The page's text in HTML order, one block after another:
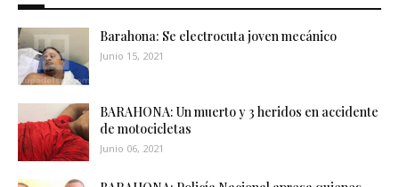
Barahona: Se electrocuta joven mecánico
Junio 15, 2021
BARAHONA: Un muerto y 3 heridos en accidente
de motocicletas
Junio 06, 2021